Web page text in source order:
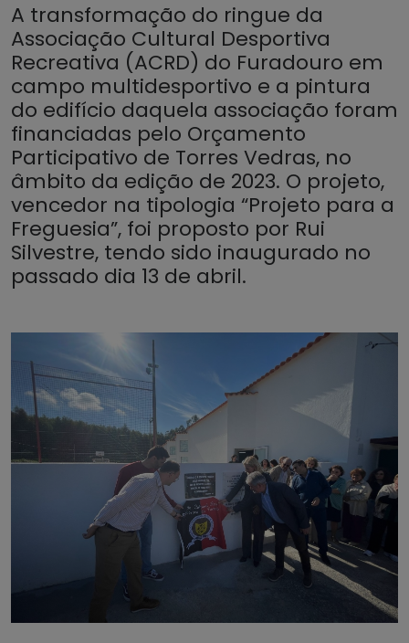
A transformação do ringue da
Associação Cultural Desportiva
Recreativa (ACRD) do Furadouro em
campo multidesportivo e a pintura
do edifício daquela associação foram
financiadas pelo Orçamento
Participativo de Torres Vedras, no
âmbito da edição de 2023. O projeto,
vencedor na tipologia “Projeto para a
Freguesia”, foi proposto por Rui
Silvestre, tendo sido inaugurado no
passado dia 13 de abril.